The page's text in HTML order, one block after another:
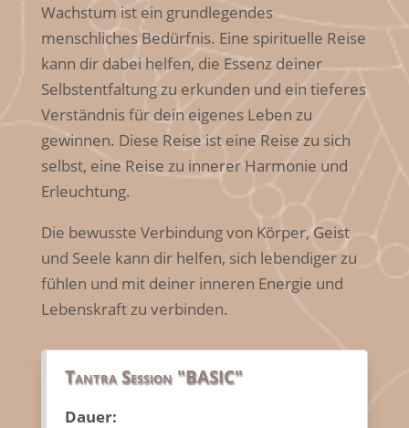
Wachstum ist ein grundlegendes
menschliches Bedürfnis. Eine spirituelle Reise
kann dir dabei helfen, die Essenz deiner
Selbstentfaltung zu erkunden und ein tieferes
Verständnis für dein eigenes Leben zu
gewinnen. Diese Reise ist eine Reise zu sich
selbst, eine Reise zu innerer Harmonie und
Erleuchtung.
Die bewusste Verbindung von Körper, Geist
und Seele kann dir helfen, sich lebendiger zu
fühlen und mit deiner inneren Energie und
Lebenskraft zu verbinden.
Tantra Session "BASIC"
Dauer: